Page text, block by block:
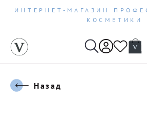
ИНТЕРНЕТ-МАГАЗИН
КОСМЕТИКИ
Назад